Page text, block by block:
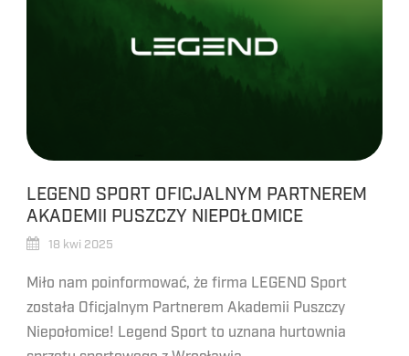
LEGEND SPORT OFICJALNYM PARTNEREM
AKADEMII PUSZCZY NIEPOŁOMICE
18 kwi 2025
Miło nam poinformować, że firma LEGEND Sport
została Oficjalnym Partnerem Akademii Puszczy
Niepołomice! Legend Sport to uznana hurtownia